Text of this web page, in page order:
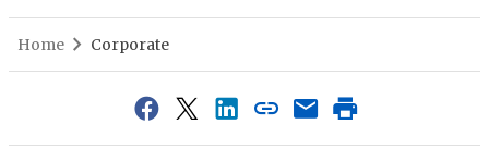
Home Corporate